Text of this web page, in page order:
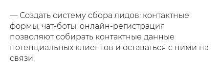
— Создать систему сбора лидов: контактные
формы, чат-боты, онлайн-регистрация
позволяют собирать контактные данные
потенциальных клиентов и оставаться с ними на
связи.